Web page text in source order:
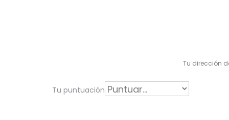
r
Tu dirección
Tu puntuación